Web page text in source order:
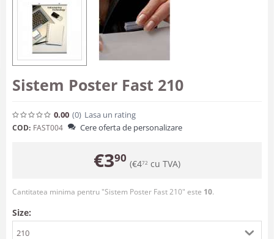
Sistem Poster Fast 210
0.00 (0) Lasa un rating
COD: FAST004 Cere oferta de personalizare
€390 (€472 cu TVA)
Cantitatea minima pentru "Sistem Poster Fast 210" este 10.
Size:
210